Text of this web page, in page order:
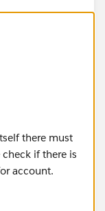
there must
if there is
account.